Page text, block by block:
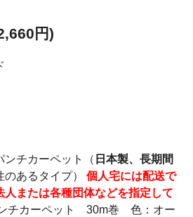
円)
ンチカーペット（ 日本製、長期間
あるタイプ） 個人宅には配送で
人または各種団体などを指定して
チカーペット 30m巻 色：オー